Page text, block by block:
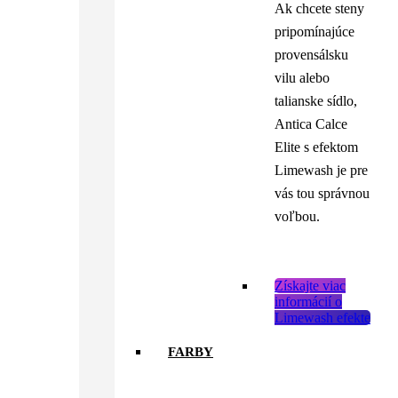
Ak chcete steny
pripomínajúce
provensálsku
vilu alebo
talianske sídlo,
Antica Calce
Elite s efektom
Limewash je pre
vás tou správnou
voľbou.
Získajte viac
informácií o
Limewash efekte
FARBY